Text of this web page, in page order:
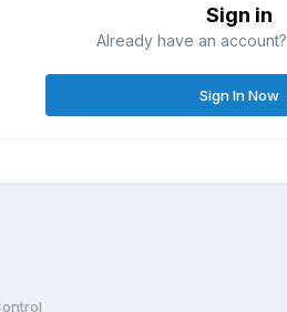
Sign in
Already have an
Sign In Now